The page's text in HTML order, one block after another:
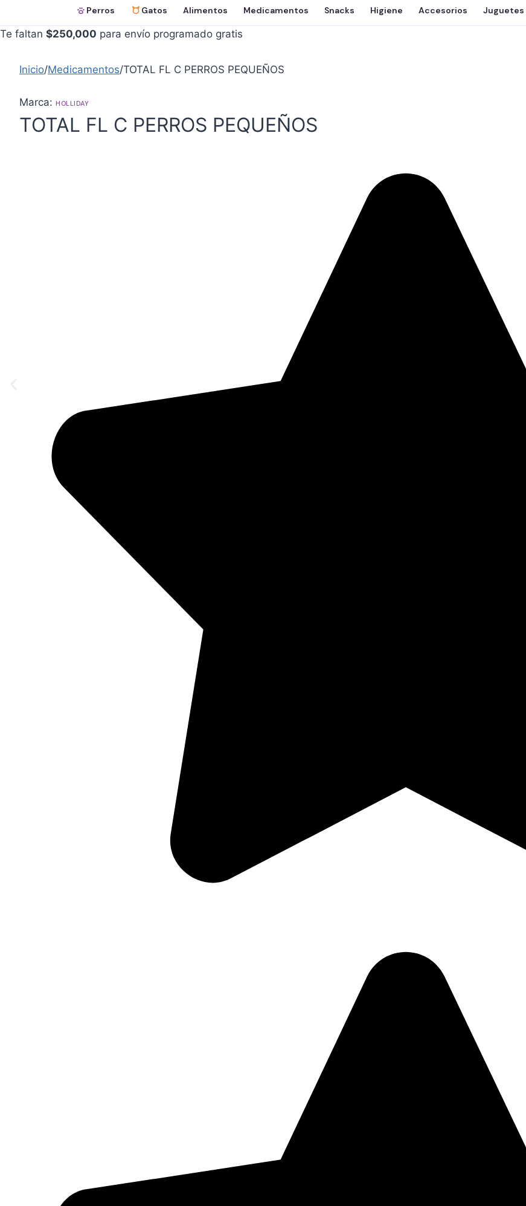
Perros Gatos Alimentos Medicamentos Snacks Higiene Accesorios Juguetes
Te faltan $250,000 para envío programado gratis
Inicio/Medicamentos/TOTAL FL C PERROS PEQUEÑOS
Marca: HOLLIDAY
TOTAL FL C PERROS PEQUEÑOS